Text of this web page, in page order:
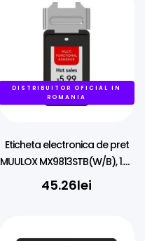
DISTRIBUITOR OFICIAL IN
ROMANIA
Eticheta electronica de pret
MUULOX MX9813STB(W/B), 1.3″,
NFC, LED, 4 culori
45.26lei